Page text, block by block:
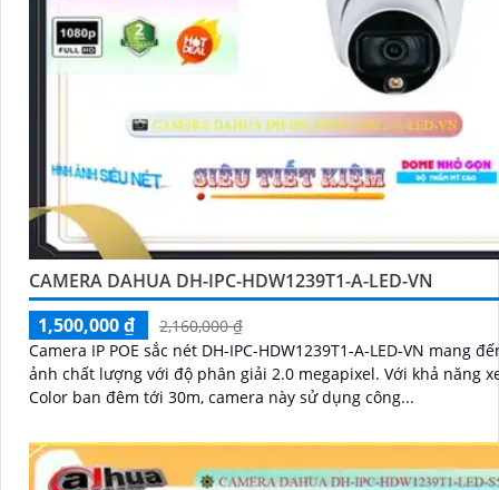
CAMERA DAHUA DH-IPC-HDW1239T1-A-LED-VN
1,500,000 ₫
2,160,000 ₫
Camera IP POE sắc nét DH-IPC-HDW1239T1-A-LED-VN mang
ảnh chất lượng với độ phân giải 2.0 megapixel. Với khả năng xem Full
Color ban đêm tới 30m, camera này sử dụng công...